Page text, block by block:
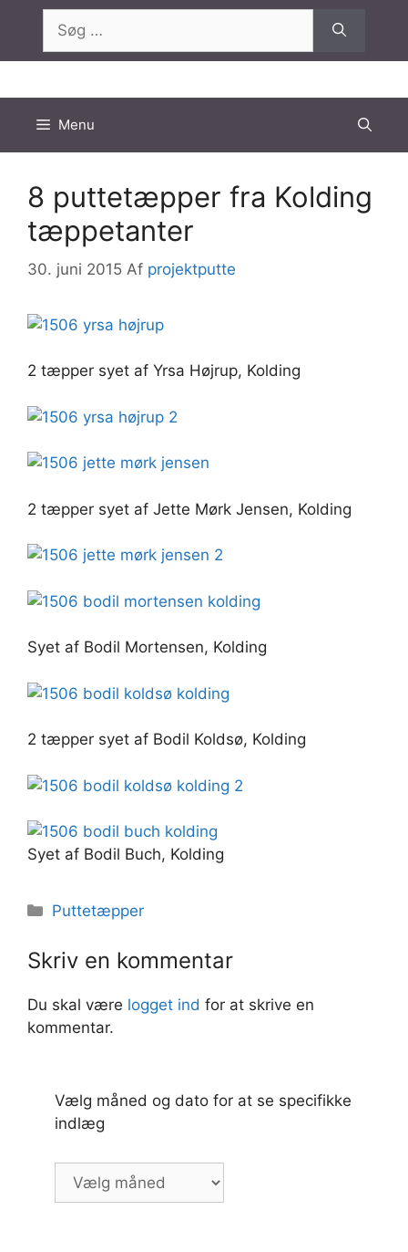
indhold
efter:
Menu
8 puttetæpper fra Kolding
tæppetanter
30. juni 2015 Af projektputte
2 tæpper syet af Yrsa Højrup, Kolding
2 tæpper syet af Jette Mørk Jensen, Kolding
Syet af Bodil Mortensen, Kolding
2 tæpper syet af Bodil Koldsø, Kolding
Syet af Bodil Buch, Kolding
Kategorier
Puttetæpper
Skriv en kommentar
Du skal være logget ind for at skrive en
kommentar.
Vælg måned og dato for at se specifikke
indlæg
Vælg
måned